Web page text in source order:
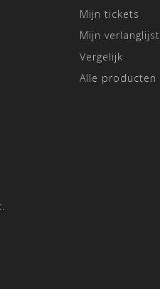
Mijn tickets
Mijn verlanglijst
Vergelijk
Alle producten